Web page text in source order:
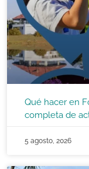
Qué hacer en
completa de
5 agosto, 2026